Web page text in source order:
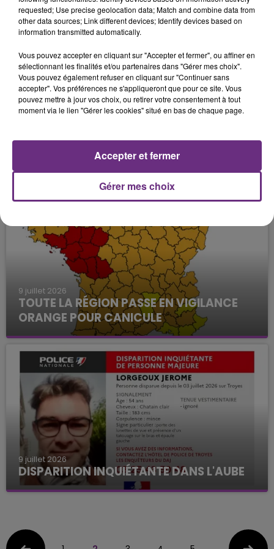
SURVEILLANCE.
SUPPORTER DANS UNE GRANDE FAN
9 juillet 2026
TOUTE LA RÉGION PASSE EN VIGILANCE
ORANGE POUR CANICULE
9 juillet 2026
DISPARITION INQUIÉTANTE DANS L'AUBE
requested; Use precise geolocation data; Match and combine data from
other data sources; Link different devices; Identify devices based on
information transmitted automatically.
Vous pouvez accepter en cliquant sur "Accepter et fermer", ou affiner en
sélectionnant les finalités et/ou partenaires dans "Gérer mes choix".
Vous pouvez également refuser en cliquant sur "Continuer sans
accepter". Vos préférences ne s'appliqueront que pour ce site. Vous
pouvez mettre à jour vos choix, ou retirer votre consentement à tout
moment via le lien "Gérer les cookies" situé en bas de chaque page.
Gérer mes choix
Accepter et fermer